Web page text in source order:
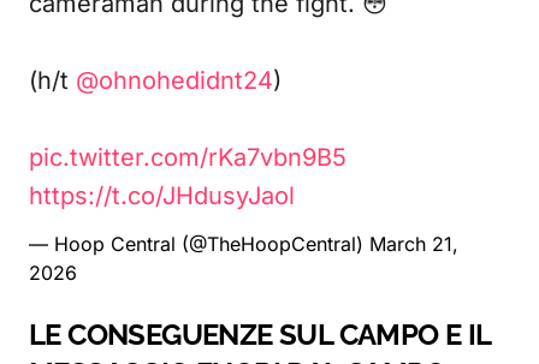
(h/t @ohnohedidnt24)
pic.twitter.com/rKa7vbn9B5
https://t.co/JHdusyJaol
— Hoop Central (@TheHoopCentral) March 21,
2026
LE CONSEGUENZE SUL CAMPO E IL